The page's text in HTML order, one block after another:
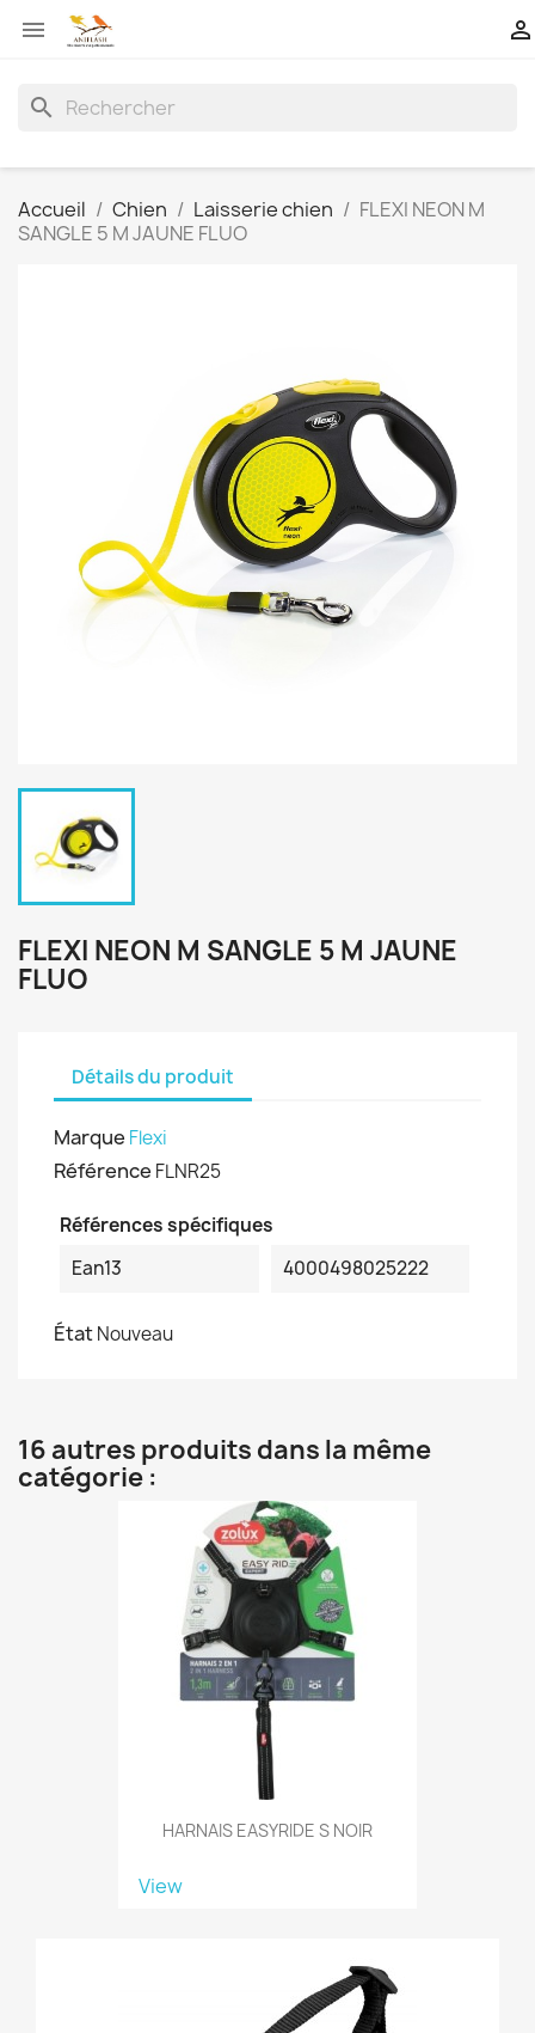
 
search
Accueil Chien Laisserie chien
FLEXI NEON M
SANGLE 5 M JAUNE FLUO
FLEXI NEON M SANGLE 5 M JAUNE
FLUO
Détails du produit
Marque Flexi
Référence FLNR25
Références spécifiques
Ean13
4000498025222
ÉtatNouveau
16 autres produits dans la même
catégorie :
HARNAIS EASYRIDE S NOIR
View